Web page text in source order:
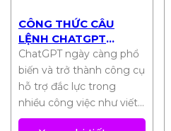
CÔNG THỨC CÂU
LỆNH CHATGPT
CHUẨN NHẤT 2025
ChatGPT ngày càng phổ
biến và trở thành công cụ
hỗ trợ đắc lực trong
nhiều công việc như viết…